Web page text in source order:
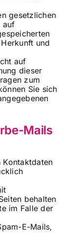
gesetzlichen
auf
und
auf
dieser
zum
Sie sich
Mails
behalten
im Falle der
E-Mails,